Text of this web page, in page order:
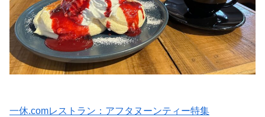
一休.comレストラン：アフタヌーンティー特集